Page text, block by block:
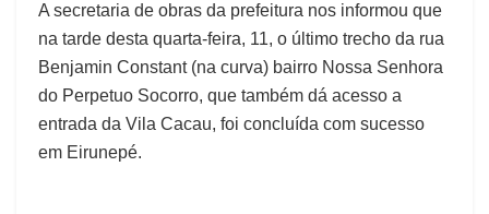
A secretaria de obras da prefeitura nos informou que
na tarde desta quarta-feira, 11, o último trecho da rua
Benjamin Constant (na curva) bairro Nossa Senhora
do Perpetuo Socorro, que também dá acesso a
entrada da Vila Cacau, foi concluída com sucesso
em Eirunepé.